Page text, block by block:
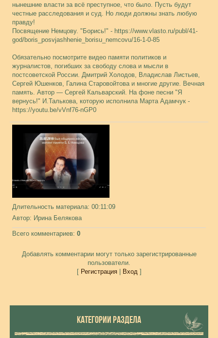
нынешние власти за всё преступное, что было. Пусть будут
честные расследования и суд. Но люди должны знать любую
правду!
Посвящение Немцову. "Борись!" - https://www.vlasto.ru/publ/41-
god/boris_posvjashhenie_borisu_nemcovu/16-1-0-85
Обязательно посмотрите видео памяти политиков и
журналистов, погибших за свободу слова и мысли в
постсоветской России. Дмитрий Холодов, Владислав Листьев,
Сергей Юшенков, Галина Старовойтова и многие другие. Вечная
память. Автор — Сергей Кальварский. На фоне песни "Я
вернусь!" И.Талькова, которую исполнила Марта Адамчук -
https://youtu.be/vVnf76-nGP0
Длительность материала: 00:11:09
Автор: Ирина Белякова
Всего комментариев: 0
Добавлять комментарии могут только зарегистрированные
пользователи.
[ Регистрация| Вход]
КАТЕГОРИИ РАЗДЕЛА